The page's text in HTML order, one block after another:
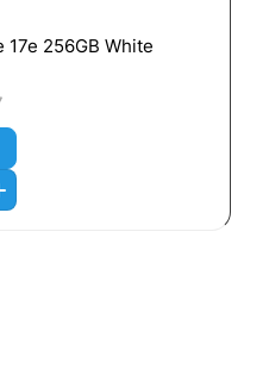
17e 256GB White